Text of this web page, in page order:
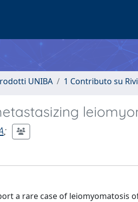
UNIBA 1 Contributo su
;
a rare case of leiomyomatosis